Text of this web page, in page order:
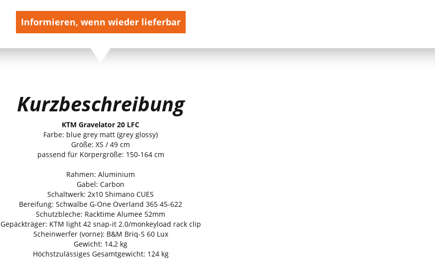
Informieren, wenn wieder lieferbar
Kurzbeschreibung
KTM Gravelator 20 LFC
Farbe: blue grey matt (grey glossy)
Größe: XS / 49 cm
passend für Körpergröße: 150-164 cm
Rahmen: Aluminium
Gabel: Carbon
Schaltwerk: 2x10 Shimano CUES
Bereifung: Schwalbe G-One Overland 365 45-622
Schutzbleche: Racktime Alumee 52mm
Gepäckträger: KTM light 42 snap-it 2.0/monkeyload rack clip
Scheinwerfer (vorne): B&M Briq-S 60 Lux
Gewicht: 14,2 kg
Höchstzulässiges Gesamtgewicht: 124 kg